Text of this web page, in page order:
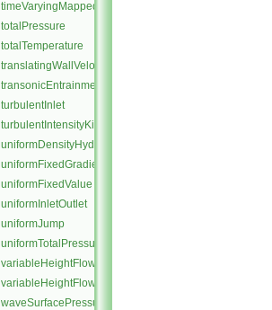
timeVaryingMappedFixedValue
totalPressure
totalTemperature
translatingWallVelocity
transonicEntrainmentPressure
turbulentInlet
turbulentIntensityKineticEnergyInlet
uniformDensityHydrostaticPressure
uniformFixedGradient
uniformFixedValue
uniformInletOutlet
uniformJump
uniformTotalPressure
variableHeightFlowRate
variableHeightFlowRateInletVelocity
waveSurfacePressure